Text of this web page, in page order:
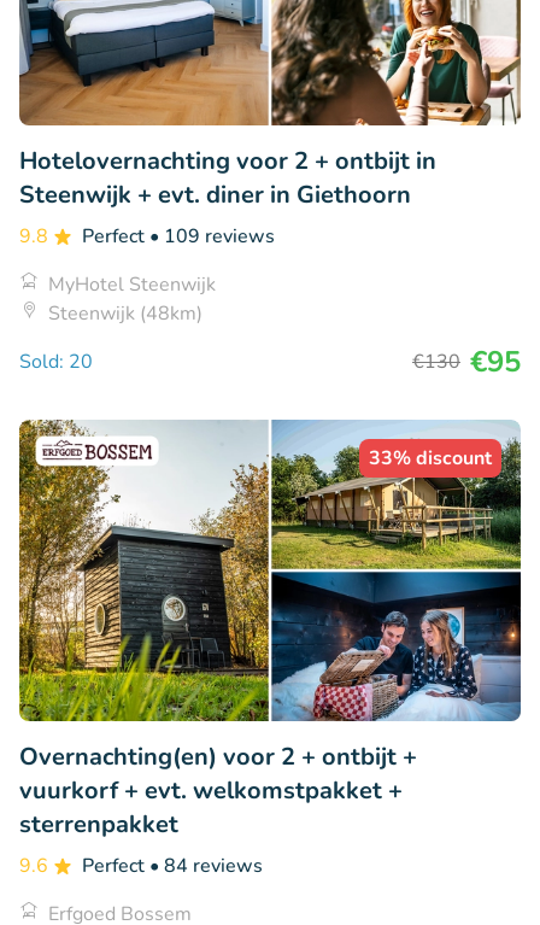
Hotelovernachting voor 2 + ontbijt in
Steenwijk + evt. diner in Giethoorn
9.8 Perfect • 109 reviews
MyHotel Steenwijk
Steenwijk (48km)
Sold: 20
€130 €95
33% discount
Overnachting(en) voor 2 + ontbijt +
vuurkorf + evt. welkomstpakket +
sterrenpakket
9.6 Perfect • 84 reviews
Erfgoed Bossem